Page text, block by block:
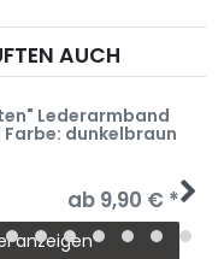
AUCH
Lederarmband
Farbe: dunkelbraun
ab 9,90 € *
anzeigen